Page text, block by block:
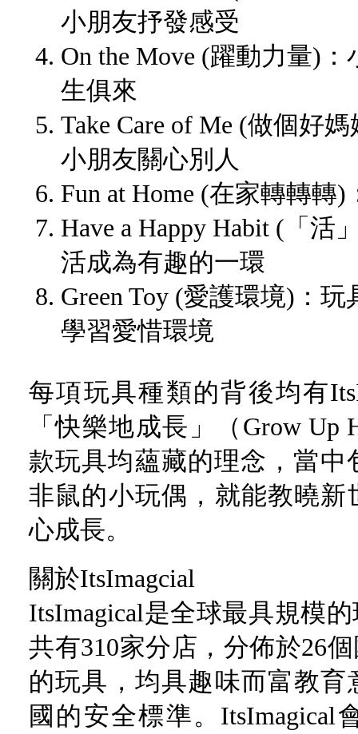
小朋友抒發感受
On the Move (躍動力量)
生俱來
Take Care of Me (做個好
小朋友關心別人
Fun at Home (在家轉轉轉
Have a Happy Habit (「
活成為有趣的一環
Green Toy (愛護環境)：
學習愛惜環境
每項玩具種類的背後均有
「快樂地成長」（Grow Up
款玩具均蘊藏的理念，當中
非鼠的小玩偶，就能教曉
心成長。
關於ItsImagcial
ItsImagical是全球最具規模
共有310家分店，分佈於26
的玩具，均具趣味而富教
國的安全標準。